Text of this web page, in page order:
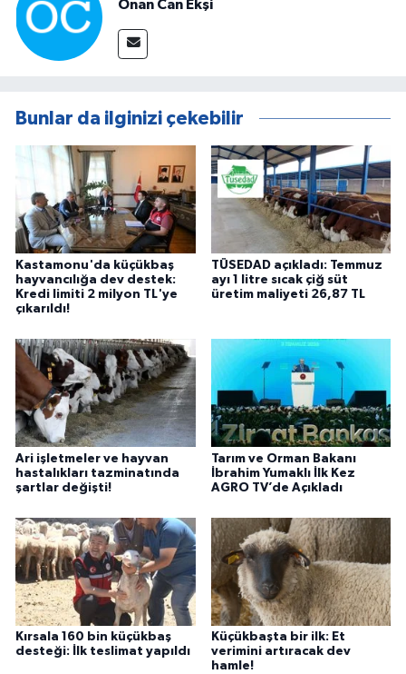
Onan Can Ekşi
Bunlar da ilginizi çekebilir
Kastamonu'da küçükbaş
hayvancılığa dev destek:
Kredi limiti 2 milyon TL'ye
çıkarıldı!
TÜSEDAD açıkladı: Temmuz
ayı 1 litre sıcak çiğ süt
üretim maliyeti 26,87 TL
Ari işletmeler ve hayvan
hastalıkları tazminatında
şartlar değişti!
Tarım ve Orman Bakanı
İbrahim Yumaklı İlk Kez
AGRO TV’de Açıkladı
Kırsala 160 bin küçükbaş
desteği: İlk teslimat yapıldı
Küçükbaşta bir ilk: Et
verimini artıracak dev
hamle!